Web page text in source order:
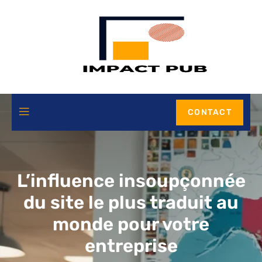
CONTACT
L’influence insoupçonnée
du site le plus traduit au
monde pour votre
entreprise